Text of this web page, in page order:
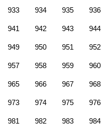
933 934 935 936
941 942 943 944
949 950 951 952
957 958 959 960
965 966 967 968
973 974 975 976
981 982 983 984